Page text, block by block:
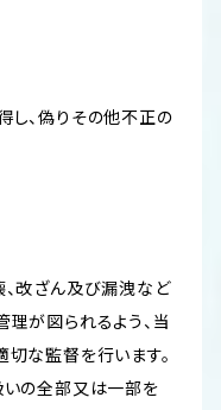
し、偽りその他不正の
、改ざん及び漏洩など
理が図られるよう、当
切な監督を行います。
いの全部又は一部を